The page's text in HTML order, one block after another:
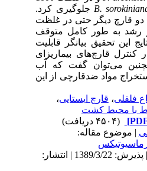
B.جلوگیری کرد.
قارچ دیگر حتی در غلظت
رشد به طور کامل متوقف
تحقیق بیانگر قابلیت
قارچ‌های بیماریزای
می‌توان گفت که آب
مواد ضد‌قارچی از این
،قارچ ایستایی،
محیط کشت
(۴۵۰۴ دریافت)
مقاله:
دریافت: 1387/5/16 | پذیرش: 1389/3/22 | انتشار: